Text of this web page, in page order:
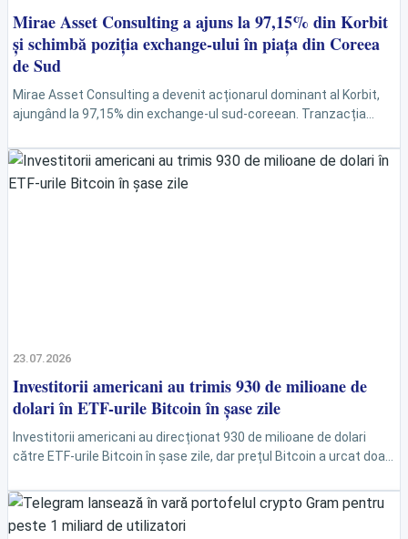
Mirae Asset Consulting a ajuns la 97,15% din Korbit
și schimbă poziția exchange-ului în piața din Coreea
de Sud
Mirae Asset Consulting a devenit acționarul dominant al Korbit,
ajungând la 97,15% din exchange-ul sud-coreean. Tranzacția
infrastructură...
23.07.2026
Investitorii americani au trimis 930 de milioane de
dolari în ETF-urile Bitcoin în șase zile
Investitorii americani au direcționat 930 de milioane de dolari
către ETF-urile Bitcoin în șase zile, dar prețul Bitcoin a urcat doar